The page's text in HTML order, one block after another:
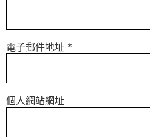
電子郵件地址 *
個人網站網址